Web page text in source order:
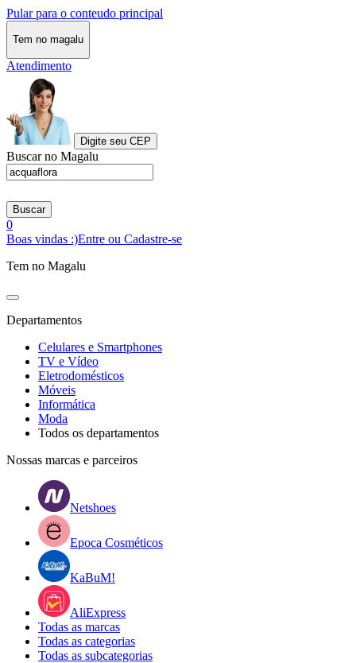
Pular para o conteudo principal
Tem no magalu
Atendimento
Digite seu CEP
Buscar no Magalu
Buscar
0
Boas vindas :)Entre ou Cadastre-se
Tem no Magalu
Departamentos
Celulares e Smartphones
TV e Vídeo
Eletrodomésticos
Móveis
Informática
Moda
Todos os departamentos
Nossas marcas e parceiros
Netshoes
Epoca Cosméticos
KaBuM!
AliExpress
Todas as marcas
Todas as categorias
Todas as subcategorias